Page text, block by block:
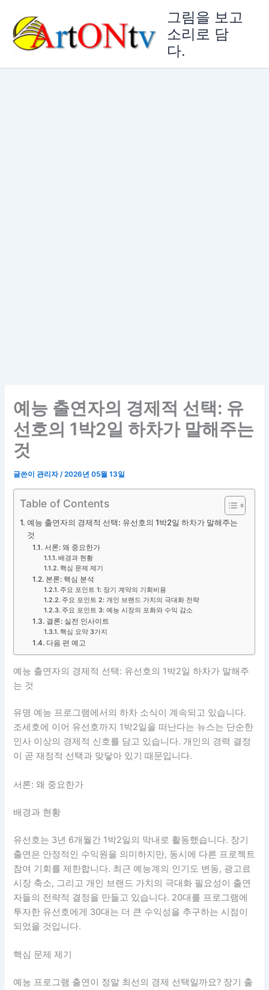
그림을 보고
소리로 담
다.
예능 출연자의 경제적 선택: 유
선호의 1박2일 하차가 말해주는
것
글쓴이관리자/2026년 05월 13일
Table of Contents
예능 출연자의 경제적 선택: 유선호의 1박2일 하차가 말해주는
것
서론: 왜 중요한가
배경과 현황
핵심 문제 제기
본론: 핵심 분석
주요 포인트 1: 장기 계약의 기회비용
주요 포인트 2: 개인 브랜드 가치의 극대화 전략
주요 포인트 3: 예능 시장의 포화와 수익 감소
결론: 실전 인사이트
핵심 요약 3가지
다음 편 예고
예능 출연자의 경제적 선택: 유선호의 1박2일 하차가 말해주
는 것
유명 예능 프로그램에서의 하차 소식이 계속되고 있습니다.
조세호에 이어 유선호까지 1박2일을 떠난다는 뉴스는 단순한
인사 이상의 경제적 신호를 담고 있습니다. 개인의 경력 결정
이 곧 재정적 선택과 맞닿아 있기 때문입니다.
서론: 왜 중요한가
배경과 현황
유선호는 3년 6개월간 1박2일의 막내로 활동했습니다. 장기
출연은 안정적인 수익원을 의미하지만, 동시에 다른 프로젝트
참여 기회를 제한합니다. 최근 예능계의 인기도 변동, 광고료
시장 축소, 그리고 개인 브랜드 가치의 극대화 필요성이 출연
자들의 전략적 결정을 만들고 있습니다. 20대를 프로그램에
투자한 유선호에게 30대는 더 큰 수익성을 추구하는 시점이
되었을 것입니다.
핵심 문제 제기
예능 프로그램 출연이 정말 최선의 경제 선택일까요? 장기 출